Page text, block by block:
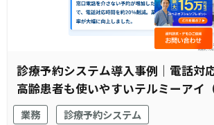
診療予約システム導入事例｜電話対
高齢患者も使いやすいテルミーアイ
ック様）
業務
診療予約システム